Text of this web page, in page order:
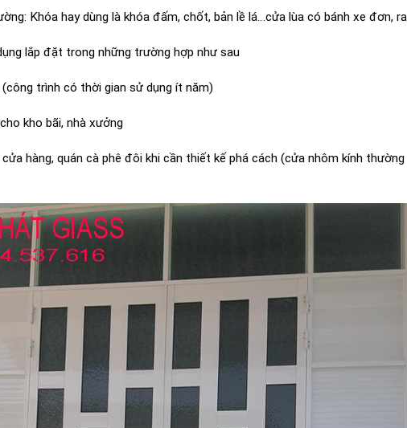
Khóa hay dùng là khóa đấm, chốt, bản lề lá…cửa lùa có bánh xe đơn,
lắp đặt trong những trường hợp như sau
trình có thời gian sử dụng ít năm)
kho bãi, nhà xưởng
hàng, quán cà phê đôi khi cần thiết kế phá cách (cửa nhôm kính